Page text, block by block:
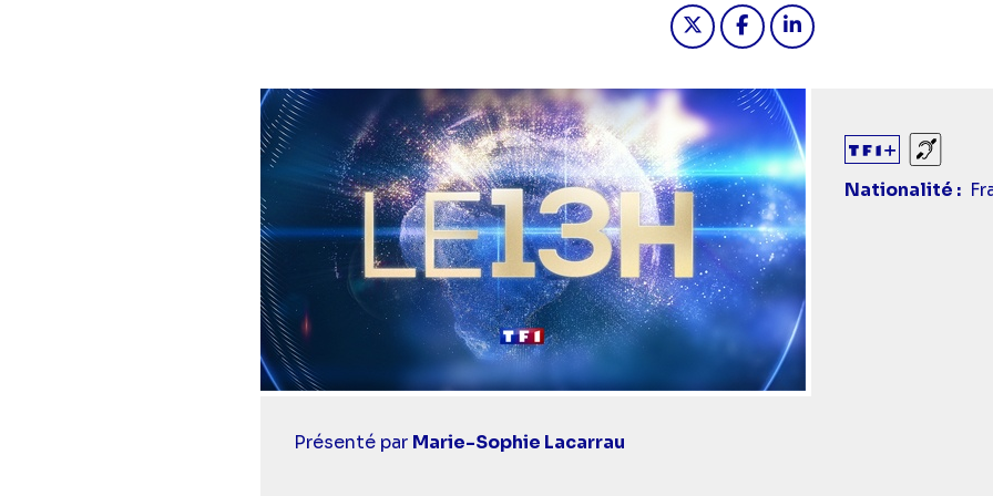
Partager "2024-08-28 13:00 -
Partager "2024-08-28
Sourds
Nationalité
Casting
Présenté par Marie-Sophie Lacarrau